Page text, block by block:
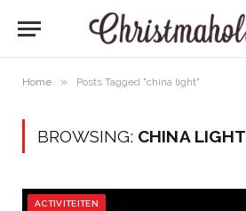
Home » Posts Tagged "china light"
BROWSING: CHINA LIGHT
ACTIVITEITEN